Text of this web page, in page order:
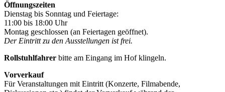
Öffnungszeiten
Dienstag bis Sonntag und Feiertage:
11:00 bis 18:00 Uhr
Montag geschlossen (an Feiertagen geöffnet).
Der Eintritt zu den Ausstellungen ist frei.
Rollstuhlfahrer bitte am Eingang im Hof klingeln.
Vorverkauf
Für Veranstaltungen mit Eintritt (Konzerte, Filmabende,